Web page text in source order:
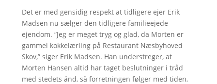
Det er med gensidig respekt at tidligere ejer Erik
Madsen nu sælger den tidligere familieejede
ejendom. “Jeg er meget tryg og glad, da Morten er
gammel kokkelærling på Restaurant Næsbyhoved
Skov,” siger Erik Madsen. Han understreger, at
Morten Hansen altid har taget beslutninger i tråd
med stedets ånd, så forretningen følger med tiden,